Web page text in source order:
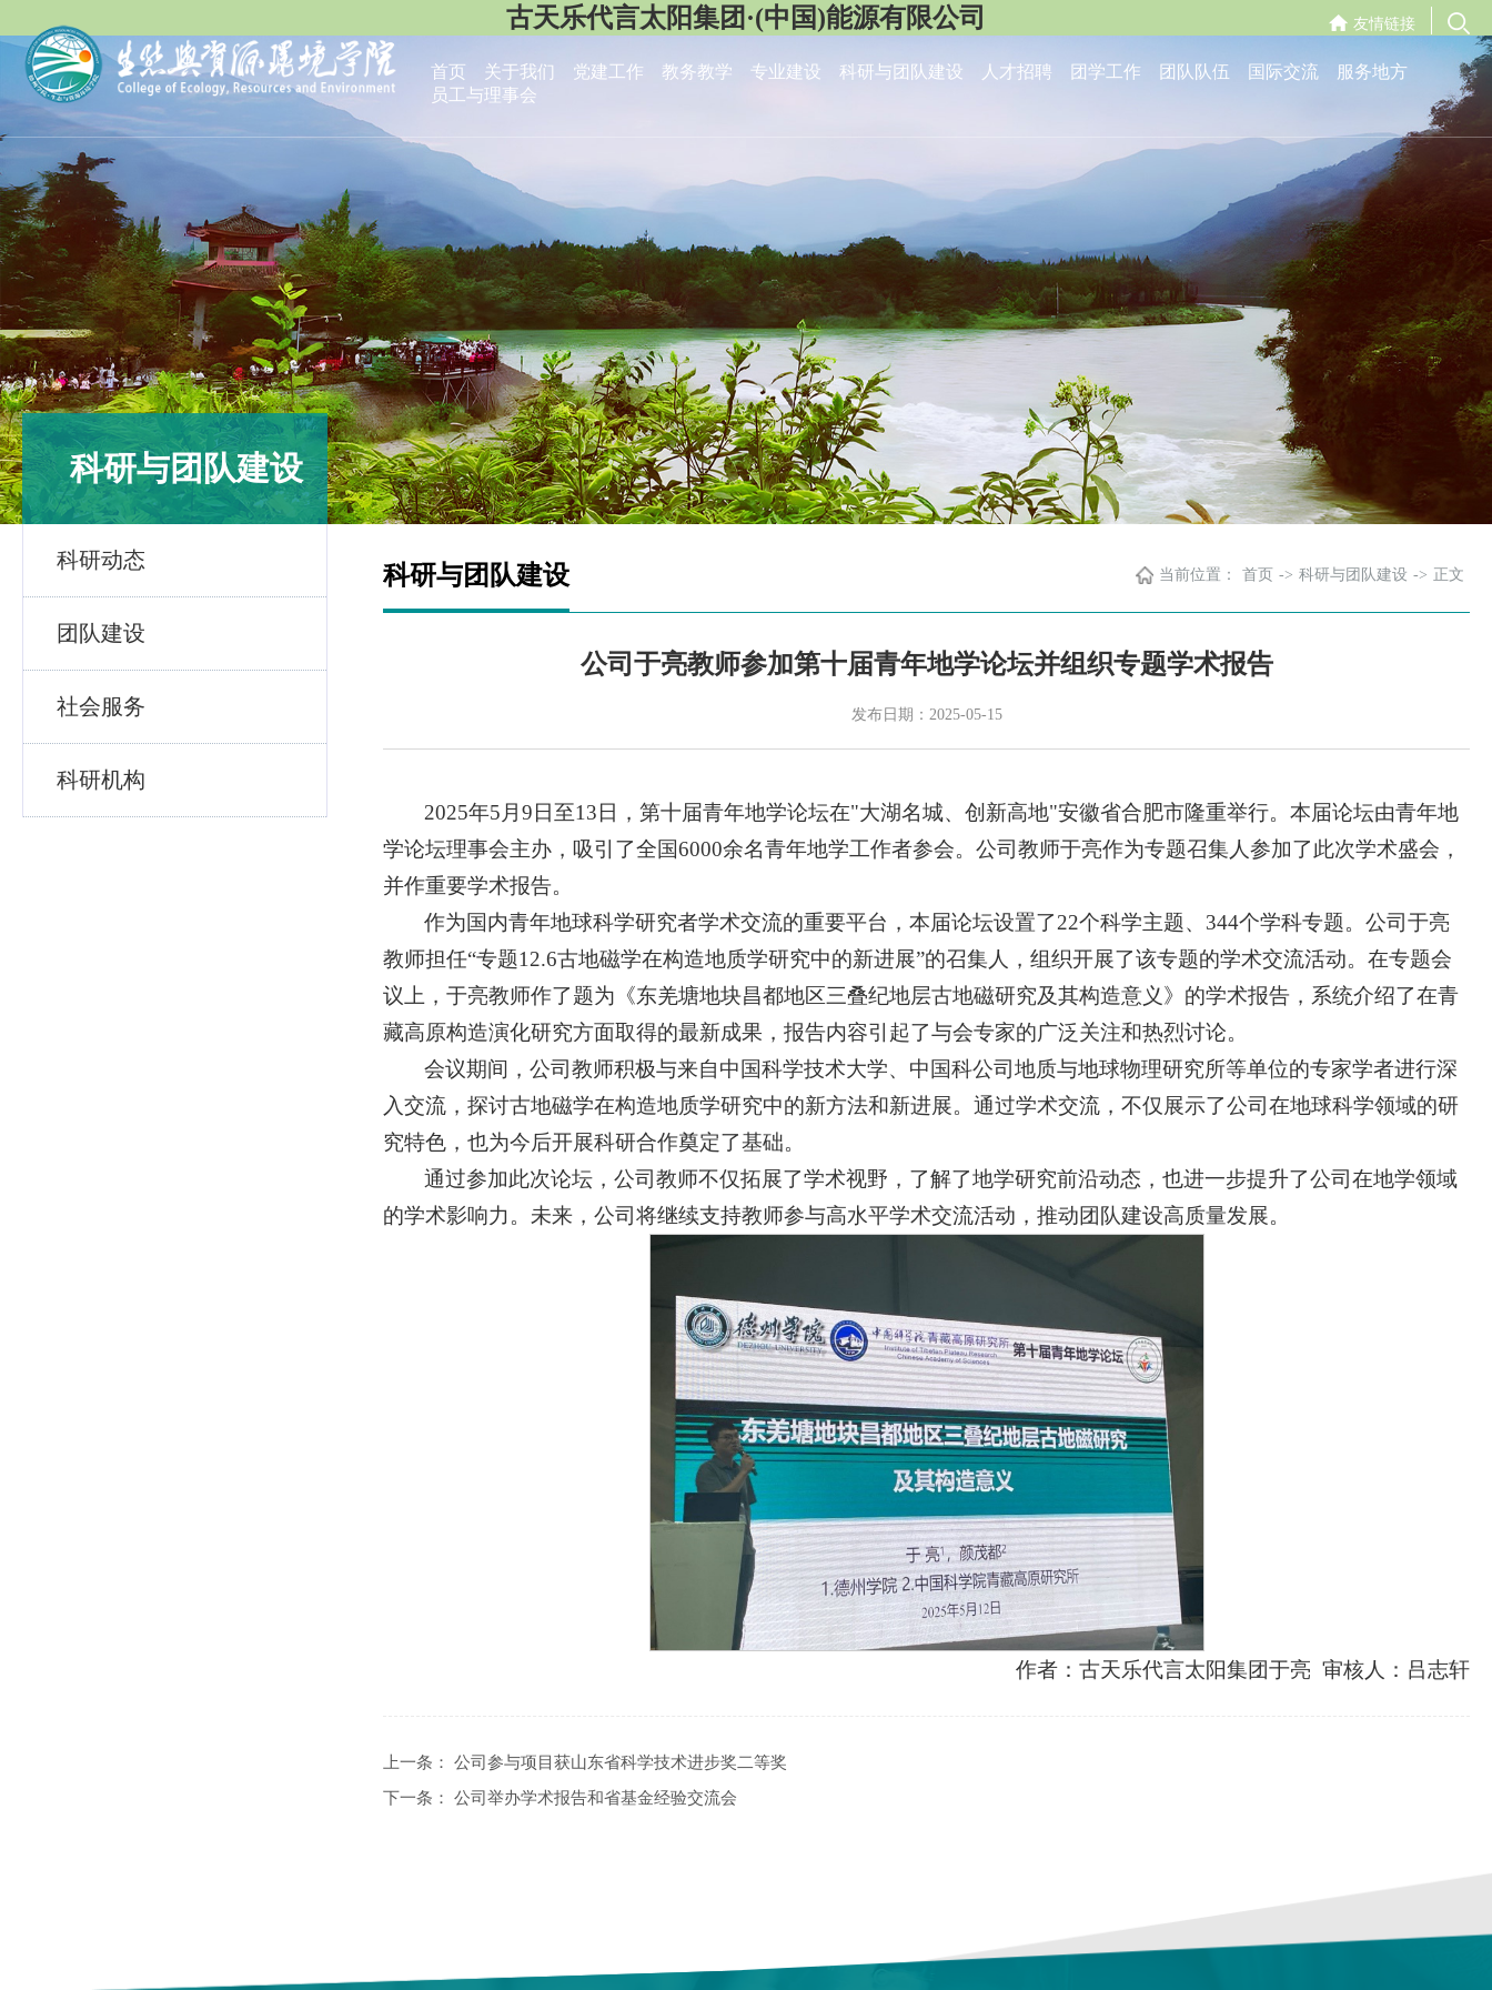
古天乐代言太阳集团·(中国)能源有限公司 友情链接
首页 关于我们 党建工作 教务教学 专业建设 科研与团队建设 人才招聘 团学工作 团队队伍 国际交流
服务地方
员工与理事会
科研与团队建设
科研动态
团队建设
社会服务
科研机构
科研与团队建设 当前位置： 首页 -> 科研与团队建设 -> 正文
公司于亮教师参加第十届青年地学论坛并组织专题学术报告
发布日期：2025-05-15
2025年5月9日至13日，第十届青年地学论坛在"大湖名城、创新高地"安徽省合肥市隆重举行。本届论坛由青年地
学论坛理事会主办，吸引了全国6000余名青年地学工作者参会。公司教师于亮作为专题召集人参加了此次学术盛会，
并作重要学术报告。
作为国内青年地球科学研究者学术交流的重要平台，本届论坛设置了22个科学主题、344个学科专题。公司于亮
教师担任“专题12.6古地磁学在构造地质学研究中的新进展”的召集人，组织开展了该专题的学术交流活动。在专题会
议上，于亮教师作了题为《东羌塘地块昌都地区三叠纪地层古地磁研究及其构造意义》的学术报告，系统介绍了在青
藏高原构造演化研究方面取得的最新成果，报告内容引起了与会专家的广泛关注和热烈讨论。
会议期间，公司教师积极与来自中国科学技术大学、中国科公司地质与地球物理研究所等单位的专家学者进行深
入交流，探讨古地磁学在构造地质学研究中的新方法和新进展。通过学术交流，不仅展示了公司在地球科学领域的研
究特色，也为今后开展科研合作奠定了基础。
通过参加此次论坛，公司教师不仅拓展了学术视野，了解了地学研究前沿动态，也进一步提升了公司在地学领域
的学术影响力。未来，公司将继续支持教师参与高水平学术交流活动，推动团队建设高质量发展。
作者：古天乐代言太阳集团于亮 审核人：吕志轩
上一条： 公司参与项目获山东省科学技术进步奖二等奖
下一条： 公司举办学术报告和省基金经验交流会